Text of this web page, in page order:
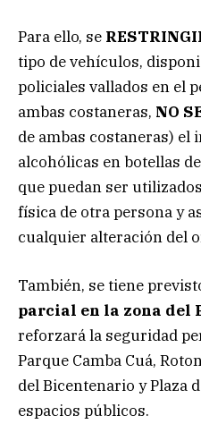
Para ello, se
tipo de vehículos,
policiales vallados en el
ambas costaneras, NO
de ambas costaneras) el
alcohólicas en botellas
que puedan ser
física de otra persona y
cualquier alteración del
También, se tiene
parcial en la zona del
reforzará la seguridad
Parque Camba Cuá,
del Bicentenario y Plaza
espacios públicos.